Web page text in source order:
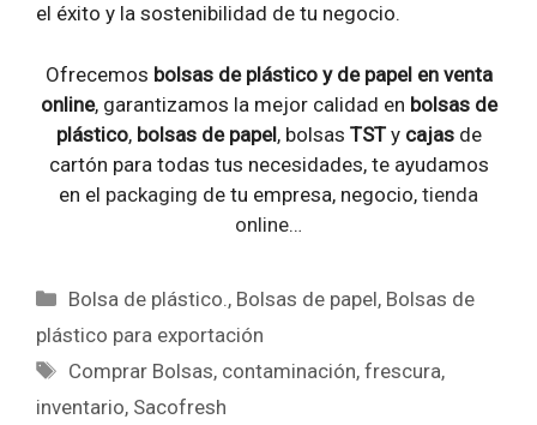
el éxito y la sostenibilidad de tu negocio.
Ofrecemos bolsas de plástico y de papel en venta
online, garantizamos la mejor calidad en bolsas de
plástico, bolsas de papel, bolsas TSTy cajasde
cartón para todas tus necesidades, te ayudamos
en el packaging de tu empresa, negocio, tienda
online…
Categorías
Bolsa de plástico. , Bolsas de papel, Bolsas de
plástico para exportación
Etiquetas
Comprar Bolsas, contaminación,frescura,
inventario, Sacofresh